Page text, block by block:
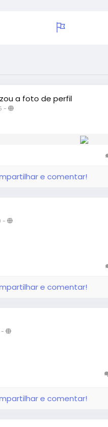
a foto de perfil
-
e comentar!
-
e comentar!
-
e comentar!